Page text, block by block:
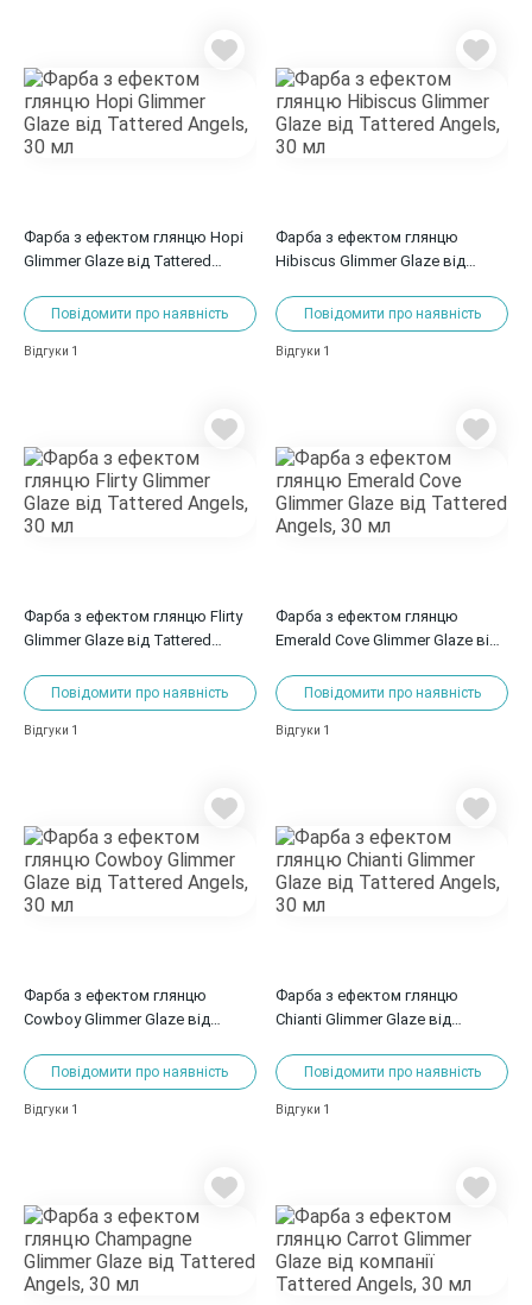
Фарба з ефектом глянцю Hopi
Glimmer Glaze від Tattered
Повідомити про наявність
Відгуки 1
Фарба з ефектом глянцю
Hibiscus Glimmer Glaze від
Повідомити про наявність
Відгуки 1
Фарба з ефектом глянцю Flirty
Glimmer Glaze від Tattered
Повідомити про наявність
Відгуки 1
Фарба з ефектом глянцю
Emerald Cove Glimmer Glaze від
Повідомити про наявність
Відгуки 1
Фарба з ефектом глянцю
Cowboy Glimmer Glaze від
Повідомити про наявність
Відгуки 1
Фарба з ефектом глянцю
Chianti Glimmer Glaze від
Повідомити про наявність
Відгуки 1